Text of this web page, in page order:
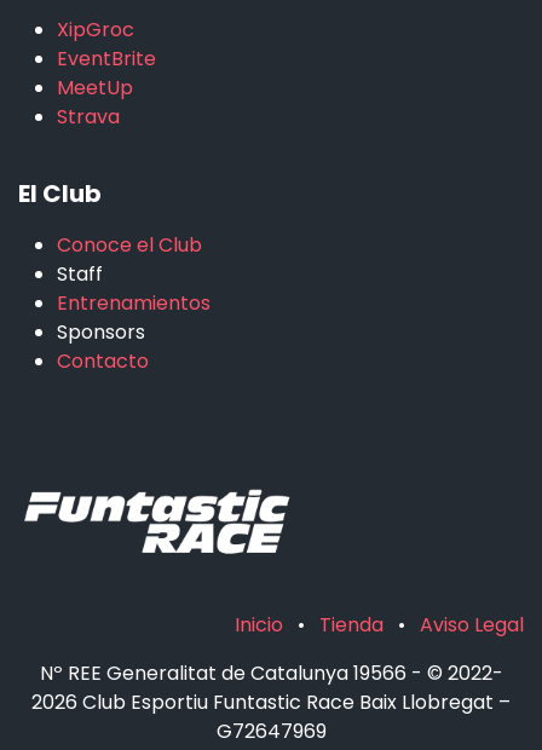
XipGroc
EventBrite
MeetUp
Strava
El Club
Conoce el Club
Staff
Entrenamientos
Sponsors
Contacto
Inicio • Tienda • Aviso Legal
Nº REE Generalitat de Catalunya 19566 - © 2022-
2026 Club Esportiu Funtastic Race Baix Llobregat –
G72647969